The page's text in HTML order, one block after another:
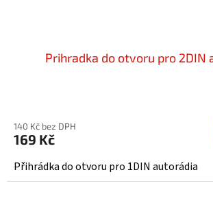
Prihradka do otvoru pro 2DIN
produktu
je
4,0
z
140 Kč bez DPH
169 Kč
Přihrádka do otvoru pro 1DIN autorádia